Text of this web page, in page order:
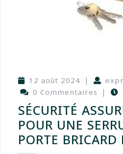
12 août 2024 |
0 Commentaires
|
SÉCURITÉ
POUR UNE
PORTE